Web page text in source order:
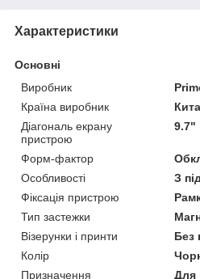
Характеристики
Основні
Виробник
Країна виробник
Діагональ екрану
пристрою
9.7"
Форм-фактор
Особливості
З
Фіксація пристрою
Тип застежки
Візерунки і принти
Без
Колір
Призначення
Для